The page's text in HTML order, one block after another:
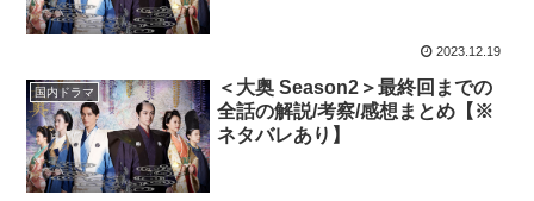
2023.12.19
国内ドラマ
＜大奥 Season2＞最終回までの
全話の解説/考察/感想まとめ【※
ネタバレあり】